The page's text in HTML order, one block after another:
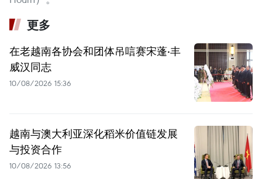
更多
在老越南各协会和团体吊唁赛宋蓬·丰
威汉同志
10/08/2026 15:36
越南与澳大利亚深化稻米价值链发展
与投资合作
10/08/2026 13:56